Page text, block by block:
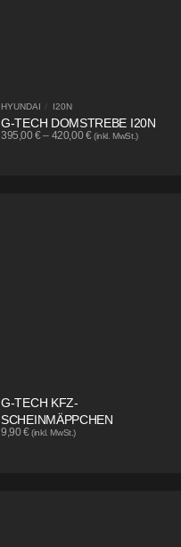
HYUNDAI / I20N
G-TECH DOMSTREBE I20N
395,00€– 420,00€ (inkl. MwSt.)
G-TECH KFZ-
SCHEINMÄPPCHEN
9,90€ (inkl. MwSt.)